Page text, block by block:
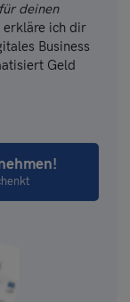
deinen
ich dir
Business
Geld